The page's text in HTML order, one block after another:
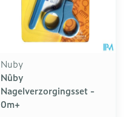
Nuby
Nûby
Nagelverzorgingsset -
0m+